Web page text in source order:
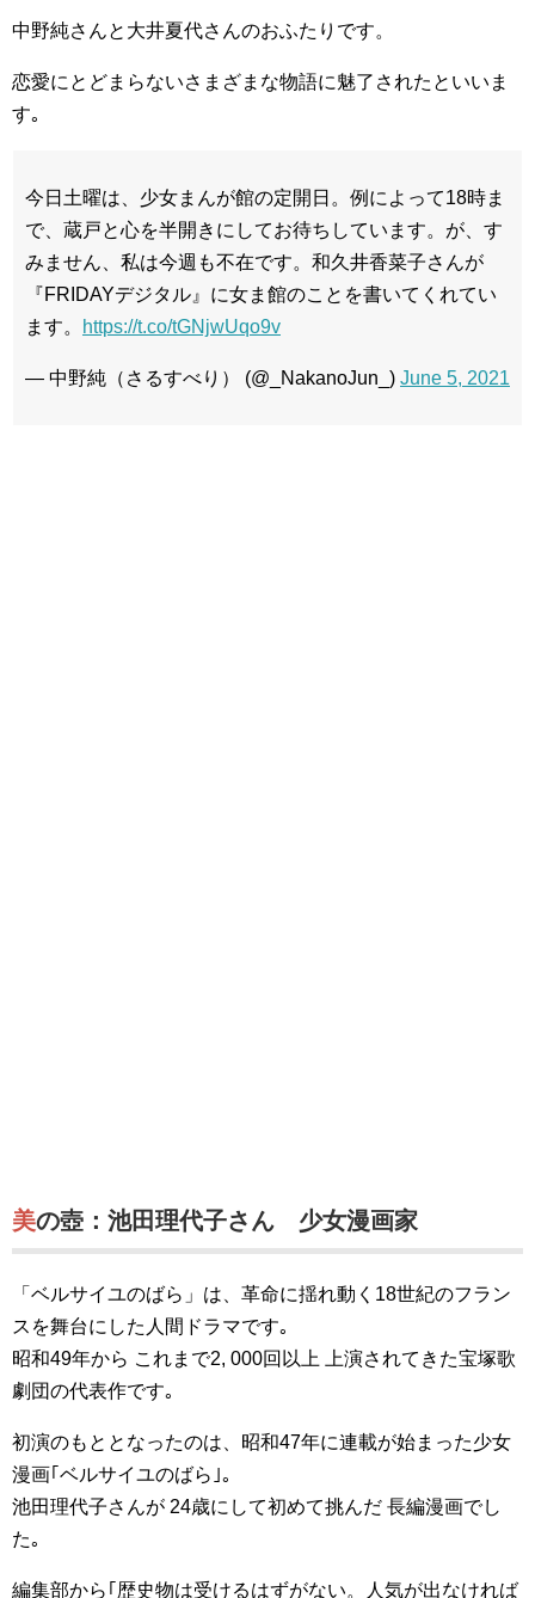
中野純さんと大井夏代さんのおふたりです。
恋愛にとどまらないさまざまな物語に魅了されたといいま
す｡
今日土曜は、少女まんが館の定開日。例によって18時ま
で、蔵戸と心を半開きにしてお待ちしています。が、す
みません、私は今週も不在です。和久井香菜子さんが
『FRIDAYデジタル』に女ま館のことを書いてくれてい
ます。
https://t.co/tGNjwUqo9v
— 中野純（さるすべり） (@_NakanoJun_) June 5, 2021
美の壺：池田理代子さん 少女漫画家
「ベルサイユのばら」は、革命に揺れ動く18世紀のフラン
スを舞台にした人間ドラマです｡
昭和49年から これまで2, 000回以上 上演されてきた宝塚歌
劇団の代表作です｡
初演のもととなったのは、昭和47年に連載が始まった少女
漫画｢ベルサイユのばら｣｡
池田理代子さんが 24歳にして初めて挑んだ 長編漫画でし
た｡
編集部から｢歴史物は受けるはずがない。人気が出なければ